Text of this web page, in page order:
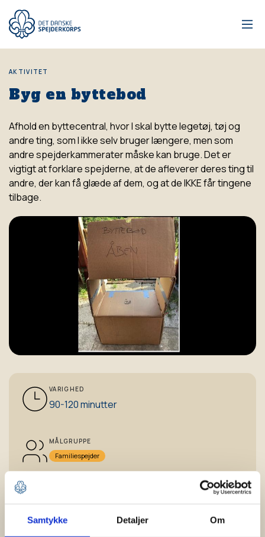
Samtykke Detaljer Om
hovedindhold
AKTIVITET
Byg en byttebod
Afhold en byttecentral, hvor I skal bytte legetøj, tøj og
andre ting, som I ikke selv bruger længere, men som
andre spejderkammerater måske kan bruge. Det er
vigtigt at forklare spejderne, at de afleverer deres ting til
andre, der kan få glæde af dem, og at de IKKE får tingene
tilbage.
VARIGHED
90-120 minutter
MÅLGRUPPE
Familiespejder
Kreativitet & håndelag